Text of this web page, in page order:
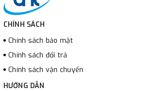
CHÍNH SÁCH
Chính sách bảo mật
Chính sách đổi trả
Chính sách vận chuyển
HƯỚNG DẪN